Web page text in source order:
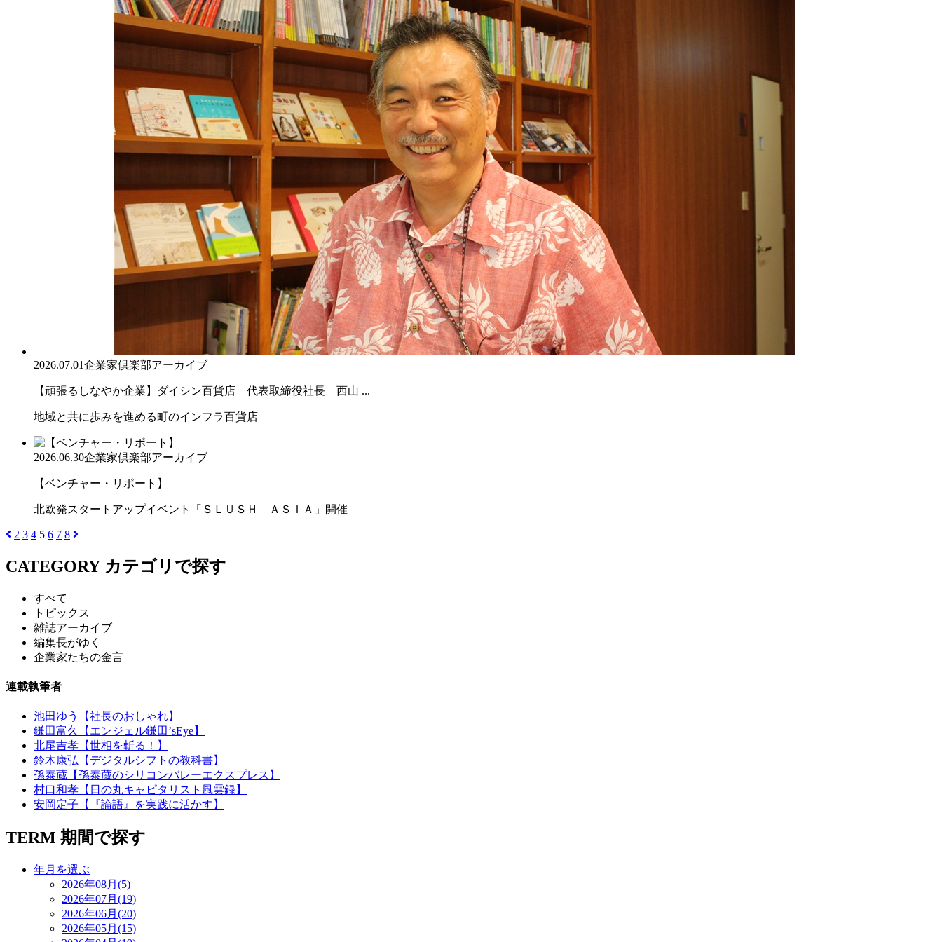
2026.07.01企業家倶楽部アーカイブ
【頑張るしなやか企業】ダイシン百貨店 代表取締役社長 西山 ...
地域と共に歩みを進める町のインフラ百貨店
2026.06.30企業家倶楽部アーカイブ
【ベンチャー・リポート】
北欧発スタートアップイベント「ＳＬＵＳＨ ＡＳＩＡ」開催
2 3 4 5 6 7 8
CATEGORY カテゴリで探す
すべて
トピックス
雑誌アーカイブ
編集長がゆく
企業家たちの金言
連載執筆者
池田ゆう【社長のおしゃれ】
鎌田富久【エンジェル鎌田’sEye】
北尾吉孝【世相を斬る！】
鈴木康弘【デジタルシフトの教科書】
孫泰蔵【孫泰蔵のシリコンバレーエクスプレス】
村口和孝【日の丸キャピタリスト風雲録】
安岡定子【『論語』を実践に活かす】
TERM 期間で探す
年月を選ぶ
2026年08月(5)
2026年07月(19)
2026年06月(20)
2026年05月(15)